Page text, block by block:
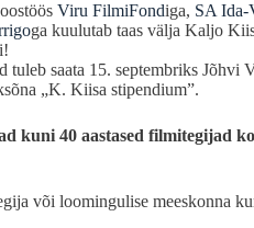
Viru FilmiFondiga, SA Ida-
ga kuulutab taas välja Kaljo
tuleb saata 15. septembriks Jõhvi
„K. Kiisa stipendium”.
kuni 40 aastased filmitegijad
või loomingulise meeskonna